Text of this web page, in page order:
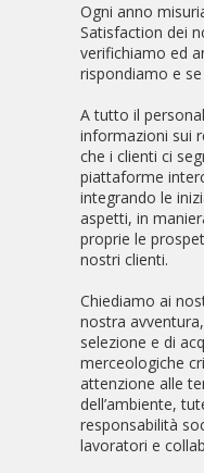
Ogni anno
Satisfaction dei
verifichiamo ed
rispondiamo e
A tutto il
informazioni sui
che i clienti ci
piattaforme
integrando le
aspetti, in
proprie le
nostri clienti.
Chiediamo ai
nostra
selezione e di
merceologiche
attenzione alle
dell’ambiente,
responsabilità
lavoratori e